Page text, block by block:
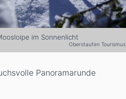
im Sonnenlicht
Oberstaufen Tourismus
Panoramarunde